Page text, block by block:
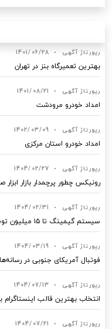
رپورتاژ آگهی •
1401/06/28
بهترین تعمیرگاه بنز در تهران
رپورتاژ آگهی •
1401/08/21
امداد خودرو مرودشت
رپورتاژ آگهی •
1402/03/09
امداد خودرو استان مرکزی
رپورتاژ آگهی •
1404/02/27
رونیکس چطور پرچمدار بازار
رپورتاژ آگهی •
1404/02/31
سیستم گیمینگ تا ۱۵ میلیون تومان
رپورتاژ آگهی •
1404/03/19
فوتبال آمریکای جنوبی در
رپورتاژ آگهی •
1404/07/13
انتخاب بهترین قالب‌
رپورتاژ آگهی •
1404/07/21